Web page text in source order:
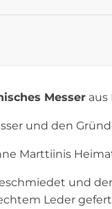
Messer aus
und den
Marttiinis
und
Leder